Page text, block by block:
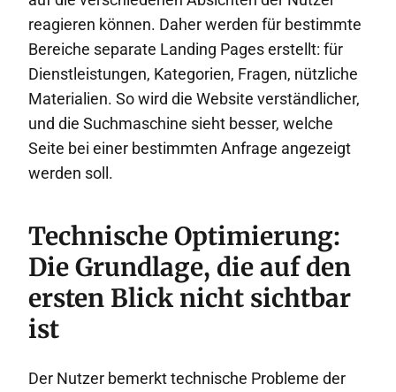
reagieren können. Daher werden für bestimmte
Bereiche separate Landing Pages erstellt: für
Dienstleistungen, Kategorien, Fragen, nützliche
Materialien. So wird die Website verständlicher,
und die Suchmaschine sieht besser, welche
Seite bei einer bestimmten Anfrage angezeigt
werden soll.
Technische Optimierung:
Die Grundlage, die auf den
ersten Blick nicht sichtbar
ist
Der Nutzer bemerkt technische Probleme der